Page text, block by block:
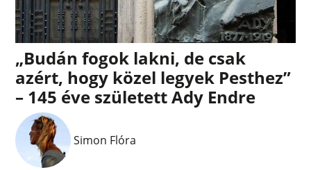
„Budán fogok lakni, de csak
azért, hogy közel legyek Pesthez”
– 145 éve született Ady Endre
Simon Flóra